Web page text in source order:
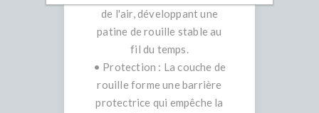
de l'air, développant une
patine de rouille stable au
fil du temps.
• Protection : La couche de
rouille forme une barrière
protectrice qui empêche la